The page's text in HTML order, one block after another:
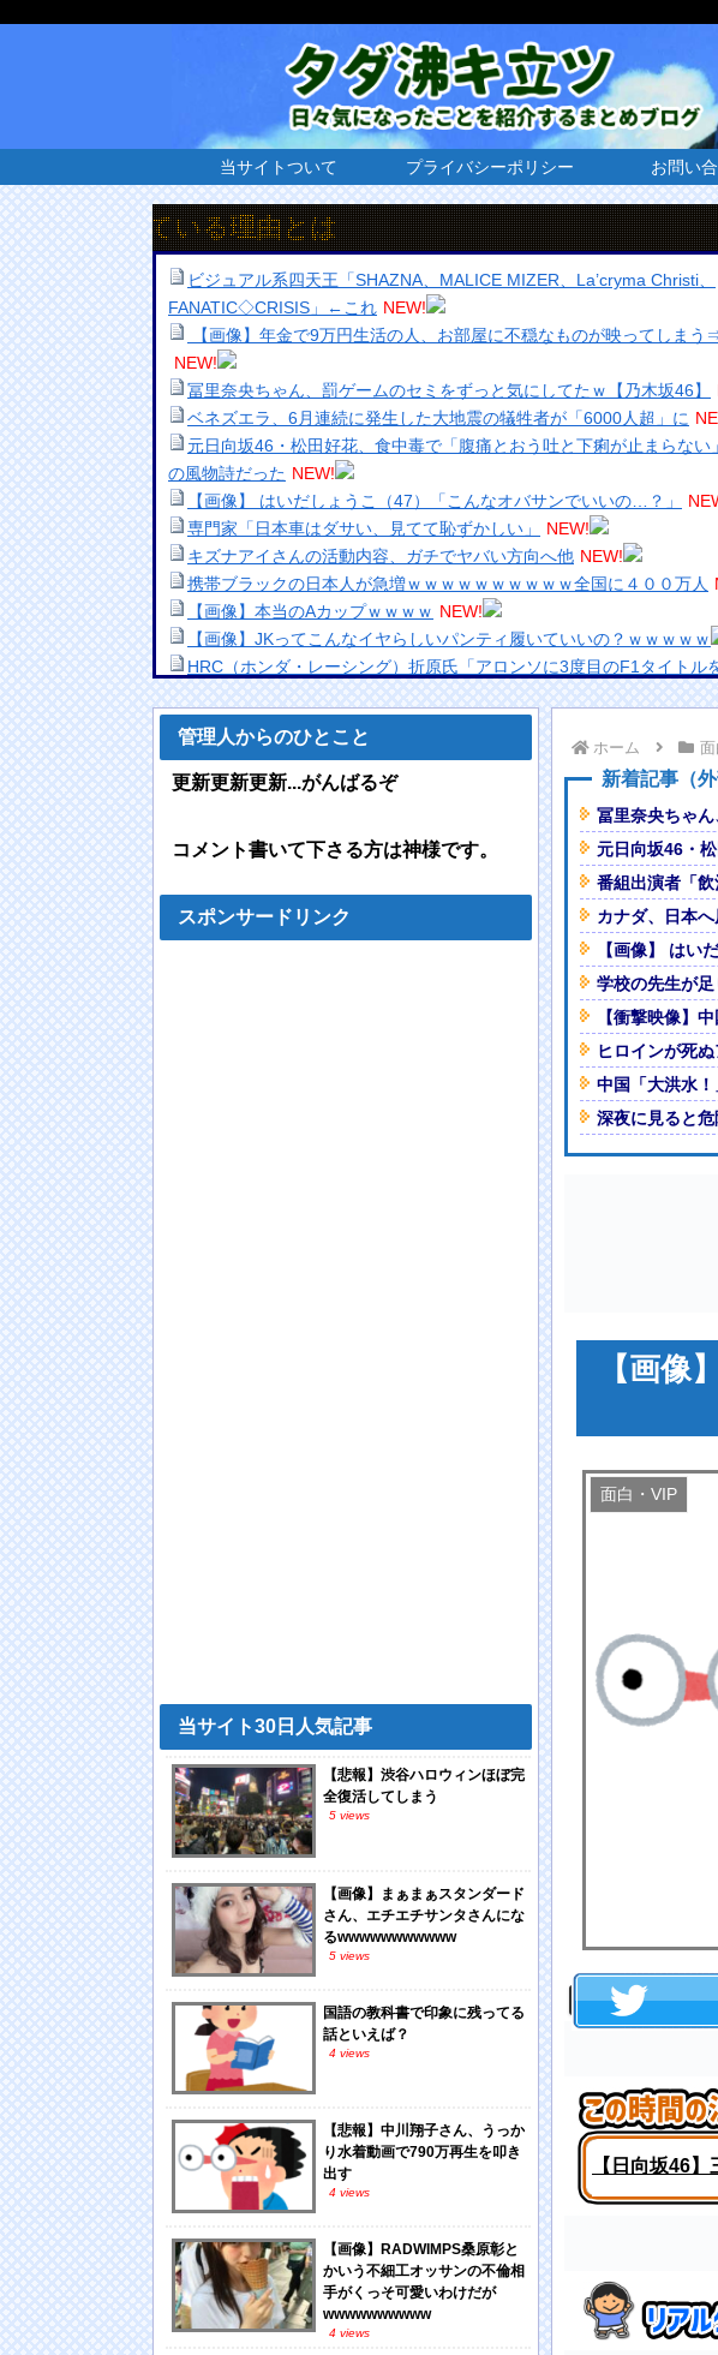
当サイトついて プライバシーポリシー お問い
している理由とは
ビジュアル系四天王「SHAZNA、MALICE MIZER、La’cryma Christi、
FANATIC◇CRISIS」←これ NEW!
【画像】年金で9万円生活の人、お部屋に不穏なものが映ってしまう
NEW!
冨里奈央ちゃん、罰ゲームのセミをずっと気にしてたｗ【乃木坂46】
ベネズエラ、6月連続に発生した大地震の犠牲者が「6000人超」に
元日向坂46・松田好花、食中毒で「腹痛とおう吐と下痢が止まらない
の風物詩だった NEW!
【画像】 はいだしょうこ（47）「こんなオバサンでいいの…？」
専門家「日本車はダサい、見てて恥ずかしい」
NEW!
キズナアイさんの活動内容、ガチでヤバい方向へ他 NEW!
携帯ブラックの日本人が急増ｗｗｗｗｗｗｗｗｗｗ全国に４００万人
【画像】本当のAカップｗｗｗｗ NEW!
【画像】JKってこんなイヤらしいパンティ履いていいの？ｗｗｗｗｗ
HRC（ホンダ・レーシング）折原氏「アロンソに3度目のF1タイトル
欧州「日本だけ反則だろ…」 世界の『日本びいき』にヨーロッパ全土
の声
【悲報】28歳童貞がソープ行った結果ｗｗｗｗｗｗｗｗｗｗwwww
【宮崎】マジ勘弁してほしい。久しぶりに恐ろしい子供ミサイルを見
韓国人「キムチは無料で食べられるものなのに、日本のレストランで
うちに住んでるカエルみて（※画像あり）
【悲報】KPOP、工作しまくったせいで米グラミー賞から隔離される
同じ研究室の巨乳を食った事教授にバレたらこうなるwwww
【画像】ビリー・アイリッシュ(24)さん、ライブでマンスジが見える
日本人の人口が42年ぶり1億2千万人割れ…91万人減の1億1973万人
ホーム
新着記事（外
冨里奈央ちゃ
元日向坂46・
番組出演者「
カナダ、日本
【画像】 はい
学校の先生が
【衝撃映像】
ヒロインが死
中国「大洪水
深夜に見ると
【画像
面白・VIP
【日向坂46
管理人からのひとこと
更新更新更新...がんばるぞ
コメント書いて下さる方は神様です。
スポンサードリンク
当サイト30日人気記事
【悲報】渋谷ハロウィンほぼ完
全復活してしまう
5 views
【画像】まぁまぁスタンダード
さん、エチエチサンタさんにな
るwwwwwwwwwww
5 views
国語の教科書で印象に残ってる
話といえば？
4 views
【悲報】中川翔子さん、うっか
り水着動画で790万再生を叩き
出す
4 views
【画像】RADWIMPS桑原彰と
かいう不細工オッサンの不倫相
手がくっそ可愛いわけだが
wwwwwwwwww
4 views